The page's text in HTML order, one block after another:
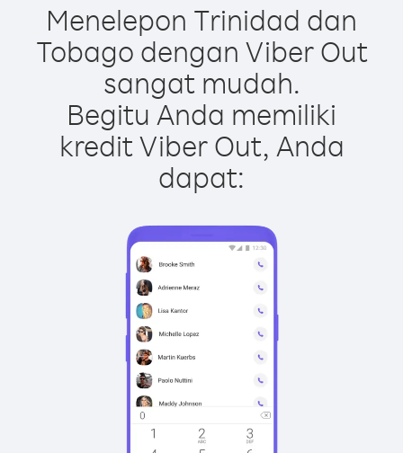
Menelepon Trinidad dan
Tobago dengan Viber Out
sangat mudah.
Begitu Anda memiliki
kredit Viber Out, Anda
dapat: